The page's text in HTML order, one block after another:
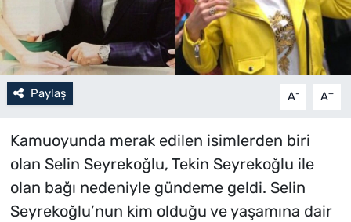
Paylaş A- A+
Kamuoyunda merak edilen isimlerden biri
olan Selin Seyrekoğlu, Tekin Seyrekoğlu ile
olan bağı nedeniyle gündeme geldi. Selin
Seyrekoğlu’nun kim olduğu ve yaşamına dair